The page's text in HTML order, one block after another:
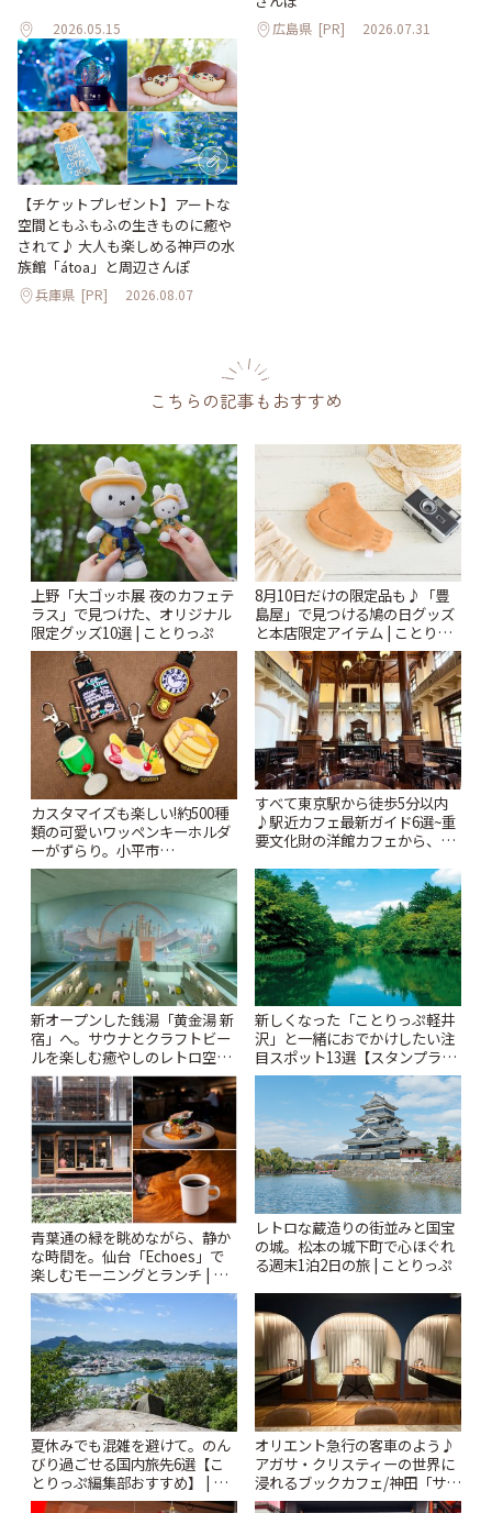
2026.05.15 広島県 [PR] 2026.07.31
【チケットプレゼント】アートな
空間ともふもふの生きものに癒や
されて♪ 大人も楽しめる神戸の水
族館「átoa」と周辺さんぽ
兵庫県 [PR] 2026.08.07
こちらの記事もおすすめ
上野「大ゴッホ展 夜のカフェテ
ラス」で見つけた、オリジナル
限定グッズ10選 | ことりっぷ
8月10日だけの限定品も♪「豊
島屋」で見つける鳩の日グッズ
と本店限定アイテム | ことりっ
ぷ
カスタマイズも楽しい!約500種
類の可愛いワッペンキーホルダ
ーがずらり。小平市
「Kimamaya T&K」 | ことりっ
すべて東京駅から徒歩5分以内
♪駅近カフェ最新ガイド6選~重
要文化財の洋館カフェから、改
りっぷ
新オープンした銭湯「黄金湯 新
宿」へ。サウナとクラフトビー
ルを楽しむ癒やしのレトロ空間
| ことりっぷ
新しくなった「ことりっぷ軽井
沢」と一緒におでかけしたい注
目スポット13選【スタンプラリ
ー開催中】 | ことりっぷ
青葉通の緑を眺めながら、静か
な時間を。仙台「Echoes」で
楽しむモーニングとランチ | こ
とりっぷ
レトロな蔵造りの街並みと国宝
の城。松本の城下町で心ほぐれ
る週末1泊2日の旅 | ことりっぷ
夏休みでも混雑を避けて。のん
びり過ごせる国内旅先6選【こ
とりっぷ編集部おすすめ】 | こ
とりっぷ
オリエント急行の客車のよう♪
アガサ・クリスティーの世界に
浸れるブックカフェ/神田「サロ
ンクリスティ」 | ことりっぷ